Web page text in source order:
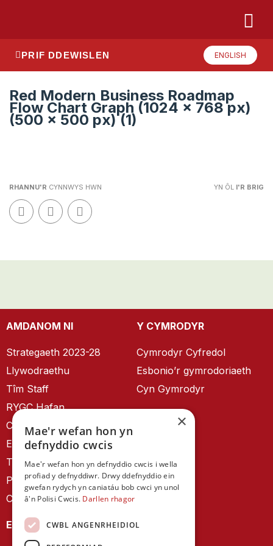
PRIF DDEWISLEN ENGLISH
Red Modern Business Roadmap
Flow Chart Graph (1024 x 768 px)
(500 x 500 px) (1)
RHANNU'R CYNNWYS HWN YN ÔL I'R BRIG
AMDANOM NI
Strategaeth 2023-28
Llywodraethu
Tîm Staff
RYGC Hafan
Canllawiau brandio
Ein Hanes
Telerau ac Amodau
Polisi Preifatrwydd
Cysylltu â ni
Y CYMRODYR
Cymrodyr Cyfredol
Esbonio’r gymrodoriaeth
Cyn Gymrodyr
EIN CYHOEDDIADAU
×
Mae'r wefan hon yn
defnyddio cwcis
Mae'r wefan hon yn defnyddio cwcis i wella
profiad y defnyddiwr. Drwy ddefnyddio ein
gwefan rydych yn caniatáu bob cwci yn unol
â'n Polisi Cwcis. Darllen rhagor
CWBL ANGENRHEIDIOL